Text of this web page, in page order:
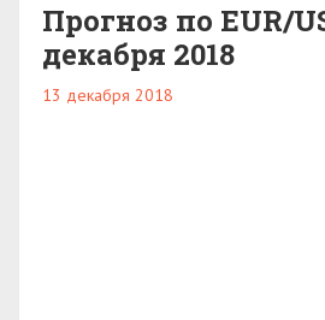
Прогноз по EUR/
декабря 2018
13 декабря 2018